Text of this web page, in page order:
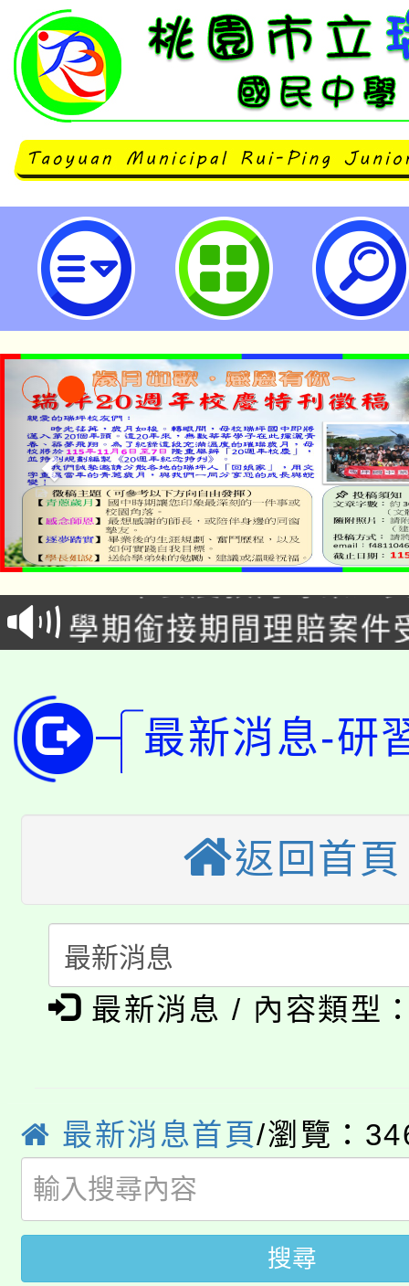
114年「生成式AI應用工作坊」研
學)-桃園市立瑞坪國民中學
淨零綠生活教案入校路
會
115年食農教育專業人
程
學期銜接期間理賠案件
版
淨零綠領人才培育課程
公告本校115學年度第
代理(課)教師甄選結果(
「2026金融保險知識
生本土語及新住民語歌
公告本校115學年度第
代理(課)教師甄選結果(
轉知中國文化大學推廣
《TA101》溝通分析基
系所師生報名參加。
淨零綠生活教案入校路
會
115年食農教育專業人
學籍身 分審查程序及
版
淨零綠領人才培育課程
公告本校115學年度第
代理(課)教師甄選結果(
「2026金融保險知識
桃園市115學年度學生
最新消息-研
返回首頁
最新消息 / 內容類型
最新消息首頁/瀏覽：
搜尋